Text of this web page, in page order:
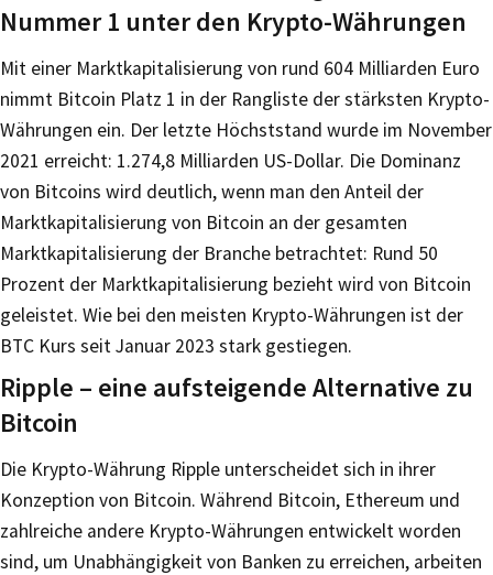
Nummer 1 unter den Krypto-Währungen
Mit einer Marktkapitalisierung von rund 604 Milliarden Euro
nimmt Bitcoin Platz 1 in der Rangliste der stärksten Krypto-
Währungen ein. Der letzte Höchststand wurde im November
2021 erreicht: 1.274,8 Milliarden US-Dollar. Die Dominanz
von Bitcoins wird deutlich, wenn man den Anteil der
Marktkapitalisierung von Bitcoin an der gesamten
Marktkapitalisierung der Branche betrachtet: Rund 50
Prozent der Marktkapitalisierung bezieht wird von Bitcoin
geleistet. Wie bei den meisten Krypto-Währungen ist der
BTC Kurs seit Januar 2023 stark gestiegen.
Ripple – eine aufsteigende Alternative zu
Bitcoin
Die Krypto-Währung Ripple unterscheidet sich in ihrer
Konzeption von Bitcoin. Während Bitcoin, Ethereum und
zahlreiche andere Krypto-Währungen entwickelt worden
sind, um Unabhängigkeit von Banken zu erreichen, arbeiten